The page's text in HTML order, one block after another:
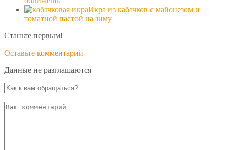
Икра из кабачков с майонезом и
томатной пастой на зиму
Станьте первым!
Оставьте комментарий
Данные не разглашаются